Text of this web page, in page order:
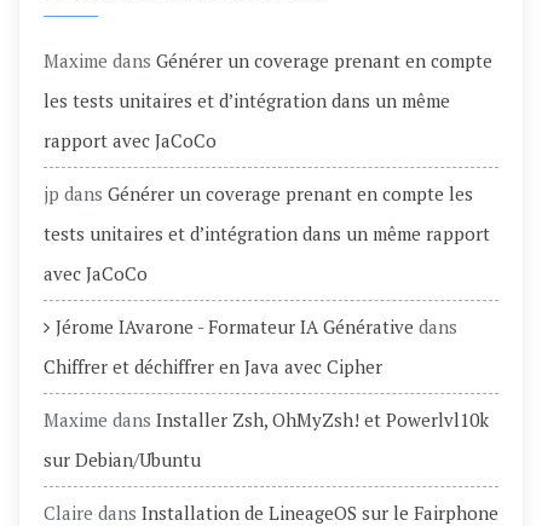
Maxime dans Générer un coverage prenant en compte
les tests unitaires et d’intégration dans un même
rapport avec JaCoCo
jp dans Générer un coverage prenant en compte les
tests unitaires et d’intégration dans un même rapport
avec JaCoCo
Jérome IAvarone - Formateur IA Générative dans
Chiffrer et déchiffrer en Java avec Cipher
Maxime dans Installer Zsh, OhMyZsh! et Powerlvl10k
sur Debian/Ubuntu
Claire dans Installation de LineageOS sur le Fairphone